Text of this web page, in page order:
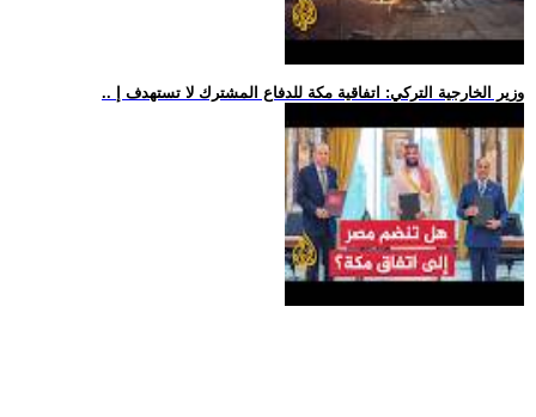
.. وزير الخارجية التركي: اتفاقية مكة للدفاع المشترك لا تستهدف إ